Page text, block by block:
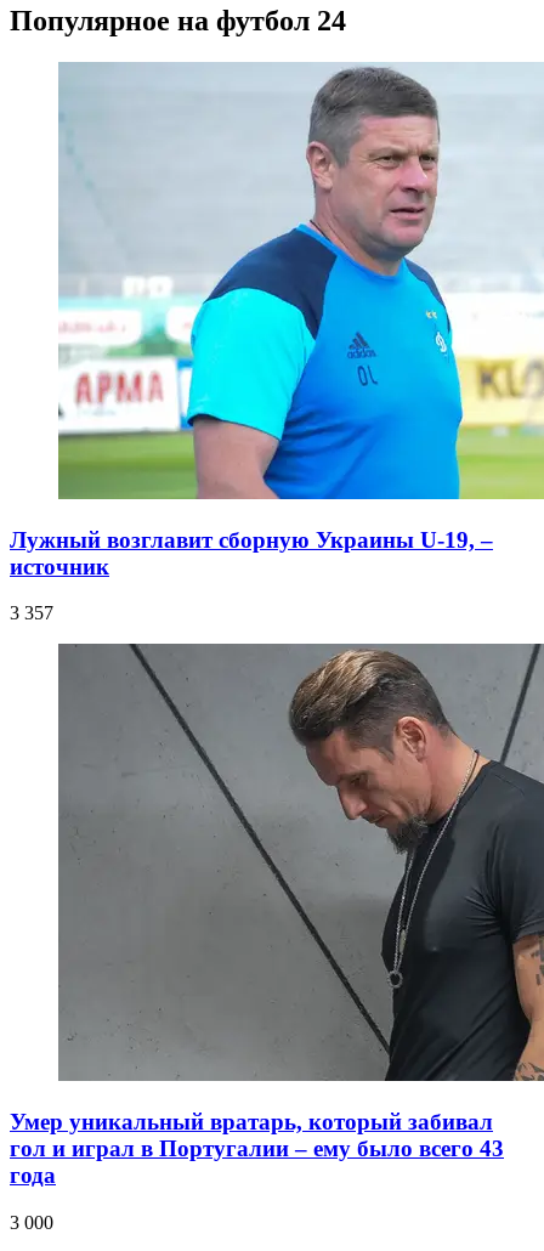
Популярное на футбол 24
Лужный возглавит сборную Украины U-19, –
источник
3 357
Умер уникальный вратарь, который забивал
гол и играл в Португалии – ему было всего 43
года
3 000